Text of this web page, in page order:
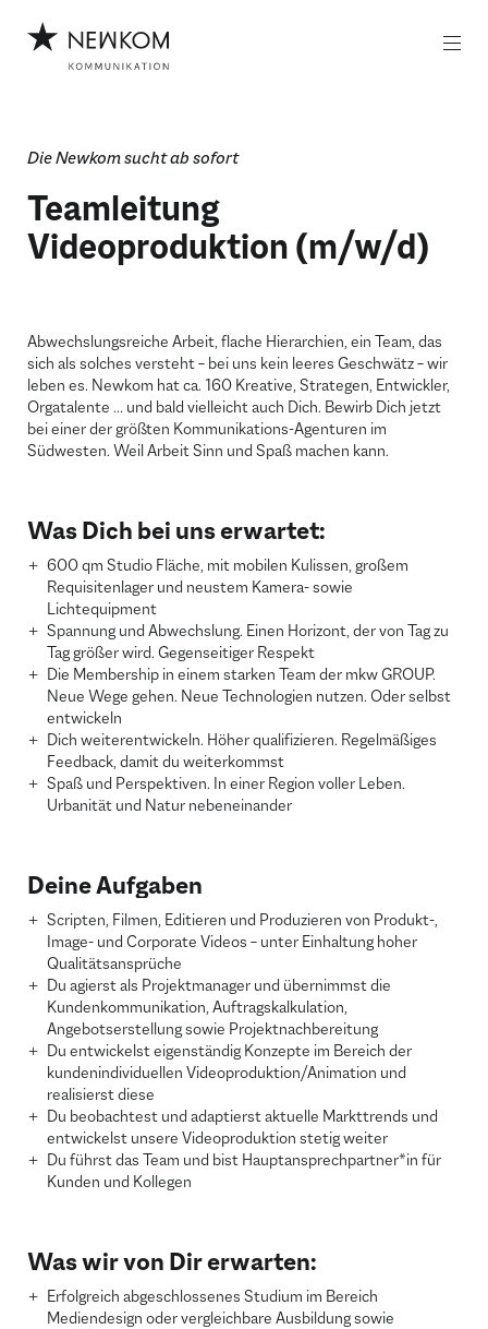
Die Newkom sucht ab sofort
Teamleitung
Videoproduktion (m/w/d)
Abwechslungsreiche Arbeit, flache Hierarchien, ein Team, das
sich als solches versteht – bei uns kein leeres Geschwätz – wir
leben es. Newkom hat ca. 160 Kreative, Strategen, Entwickler,
Orgatalente … und bald vielleicht auch Dich. Bewirb Dich jetzt
bei einer der größten Kommunikations-Agenturen im
Südwesten. Weil Arbeit Sinn und Spaß machen kann.
Was Dich bei uns erwartet:
600 qm Studio Fläche, mit mobilen Kulissen, großem
Requisitenlager und neustem Kamera- sowie
Lichtequipment
Spannung und Abwechslung. Einen Horizont, der von Tag zu
Tag größer wird. Gegenseitiger Respekt
Die Membership in einem starken Team der mkw GROUP.
Neue Wege gehen. Neue Technologien nutzen. Oder selbst
entwickeln
Dich weiterentwickeln. Höher qualifizieren. Regelmäßiges
Feedback, damit du weiterkommst
Spaß und Perspektiven. In einer Region voller Leben.
Urbanität und Natur nebeneinander
Deine Aufgaben
Scripten, Filmen, Editieren und Produzieren von Produkt-,
Image- und Corporate Videos – unter Einhaltung hoher
Qualitätsansprüche
Du agierst als Projektmanager und übernimmst die
Kundenkommunikation, Auftragskalkulation,
Angebotserstellung sowie Projektnachbereitung
Du entwickelst eigenständig Konzepte im Bereich der
kundenindividuellen Videoproduktion/Animation und
realisierst diese
Du beobachtest und adaptierst aktuelle Markttrends und
entwickelst unsere Videoproduktion stetig weiter
Du führst das Team und bist Hauptansprechpartner*in für
Kunden und Kollegen
Was wir von Dir erwarten:
Erfolgreich abgeschlossenes Studium im Bereich
Mediendesign oder vergleichbare Ausbildung sowie